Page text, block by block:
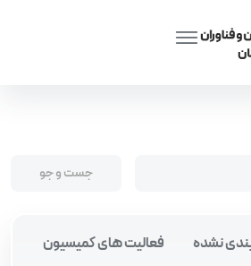
نشده
فعالیت های کمیسیون